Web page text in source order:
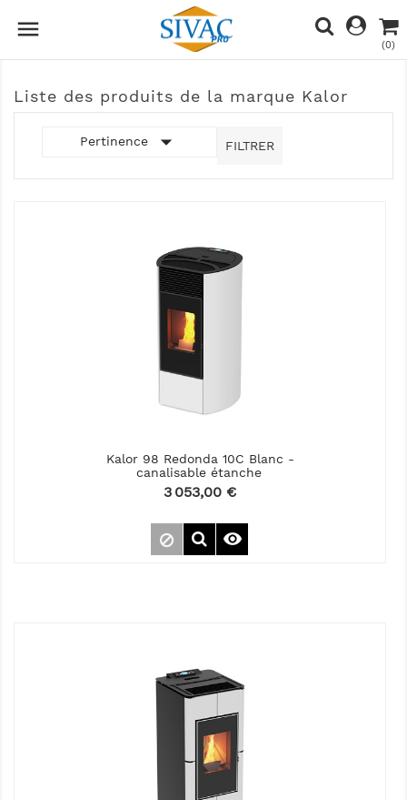

(0)
Liste des produits de la marque Kalor
Pertinence  FILTRER
Kalor 98 Redonda 10C Blanc -
canalisable étanche
Prix
3 053,00 €
